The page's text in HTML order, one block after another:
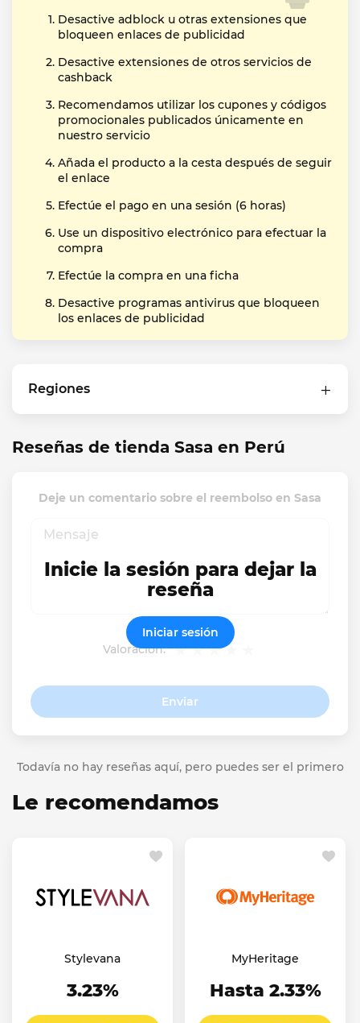
Desactive adblock u otras extensiones que
bloqueen enlaces de publicidad
Desactive extensiones de otros servicios de
cashback
Recomendamos utilizar los cupones y códigos
promocionales publicados únicamente en
nuestro servicio
Añada el producto a la cesta después de seguir
el enlace
Efectúe el pago en una sesión (6 horas)
Use un dispositivo electrónico para efectuar la
compra
Efectúe la compra en una ficha
Desactive programas antivirus que bloqueen
los enlaces de publicidad
Regiones
Reseñas de tienda Sasa en Perú
Deje un comentario sobre el reembolso en Sasa
Valoración:
Enviar
Inicie la sesión para dejar la
reseña
Iniciar sesión
Todavía no hay reseñas aquí, pero puedes ser el primero
Le recomendamos
Stylevana
3.23%
MyHeritage
Hasta 2.33%